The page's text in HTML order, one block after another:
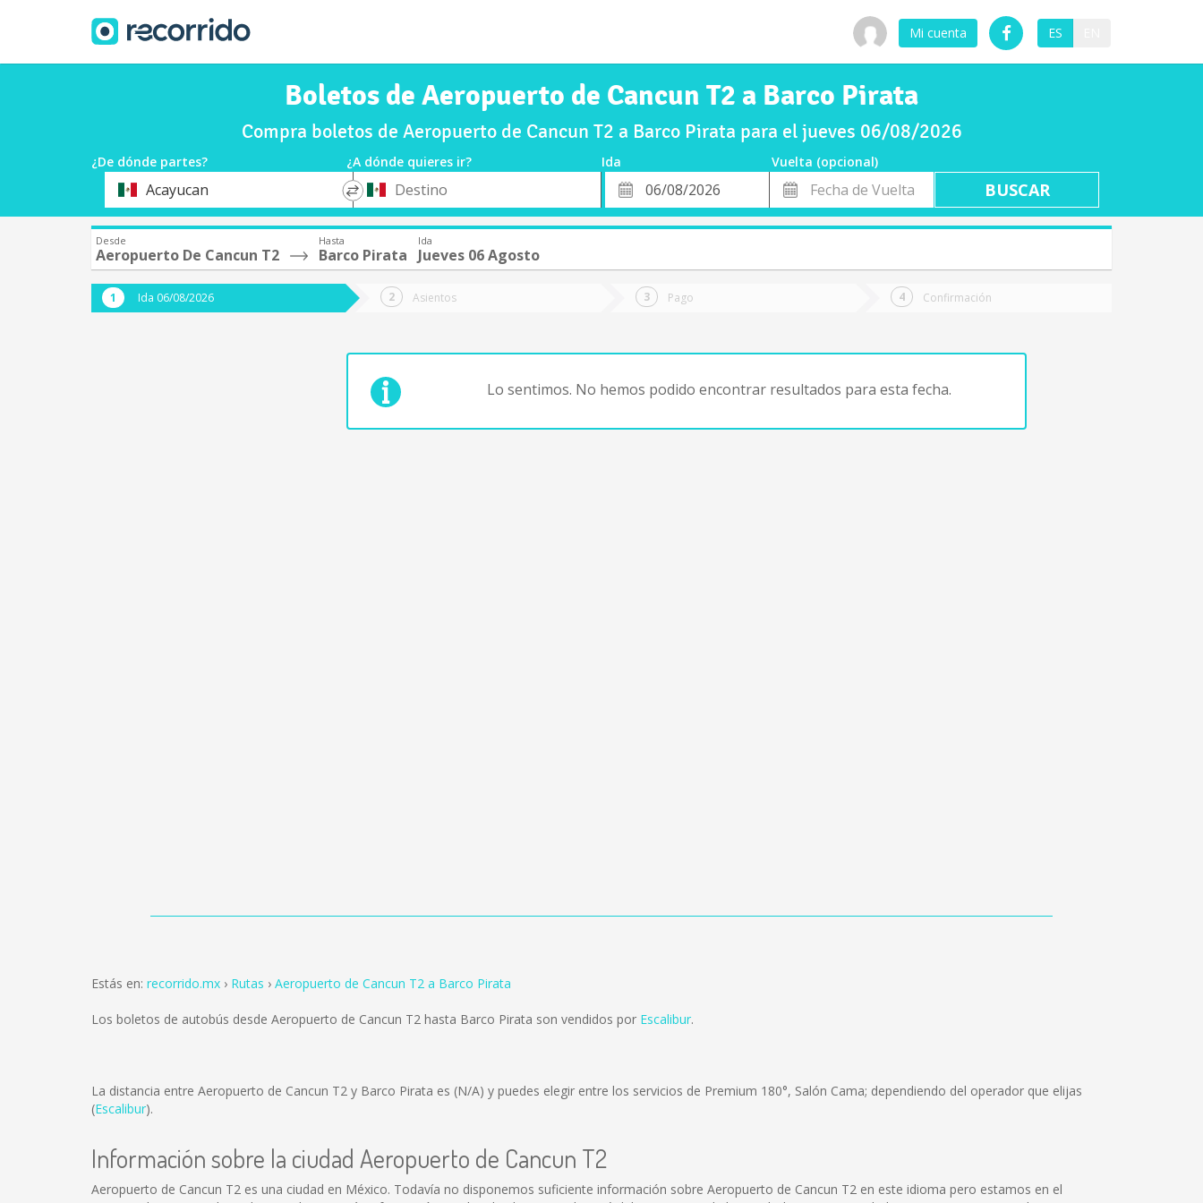
Mi cuenta ES
Boletos de Aeropuerto de Cancun T2 a Barco Pirata
Compra boletos de Aeropuerto de Cancun T2 a Barco Pirata para el jueves 06/08/2026
¿De dónde partes? ¿A dónde quieres ir? Ida
Vuelta (opcional)
OrigenAcayucan
*
Destino
Fecha
de
Fecha
de
Vuelta
Desde
Aeropuerto De Cancun T2
Hasta
Barco Pirata
Ida
Jueves 06 Agosto
Ida 06/08/2026 Asientos Pago Confirmación
Lo sentimos. No hemos podido encontrar resultados para esta fecha.
Estás en: recorrido.mx Rutas Aeropuerto de Cancun T2 a Barco Pirata
Los boletos de autobús desde Aeropuerto de Cancun T2 hasta Barco Pirata son vendidos por Escalibur.
La distancia entre Aeropuerto de Cancun T2 y Barco Pirata es (N/A) y puedes elegir entre los servicios de Premium 180°, Salón Cama; dependiendo del operador que elijas
(Escalibur).
Información sobre la ciudad Aeropuerto de Cancun T2
Aeropuerto de Cancun T2 es una ciudad en México. Todavía no disponemos suficiente información sobre Aeropuerto de Cancun T2 en este idioma pero estamos en el